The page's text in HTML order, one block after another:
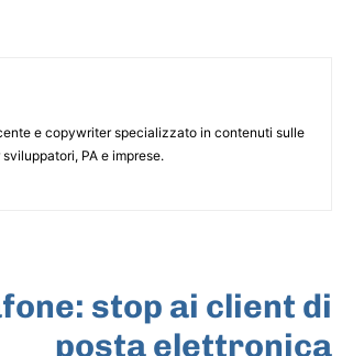
e copywriter specializzato in contenuti sulle
PA e imprese.
stop ai client di
posta elettronica